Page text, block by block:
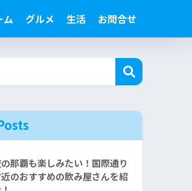
ム グルメ 生活 お問合せ
那覇も楽しみたい！国際通り
のおすすめの飲み屋さんを紹